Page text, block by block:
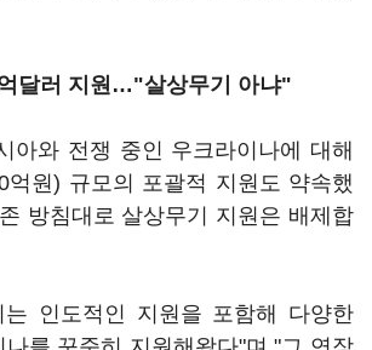
달러 지원…"살상무기 아냐"
아와 전쟁 중인 우크라이나에 대해
억원) 규모의 포괄적 지원도 약속했
방침대로 살상무기 지원은 배제합
인도적인 지원을 포함해 다양한